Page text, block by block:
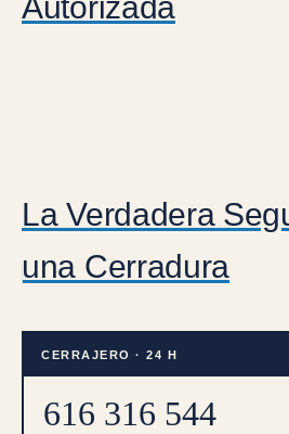
La Verdadera
una Cerradura
CERRAJERO · 24 H
616 316 544